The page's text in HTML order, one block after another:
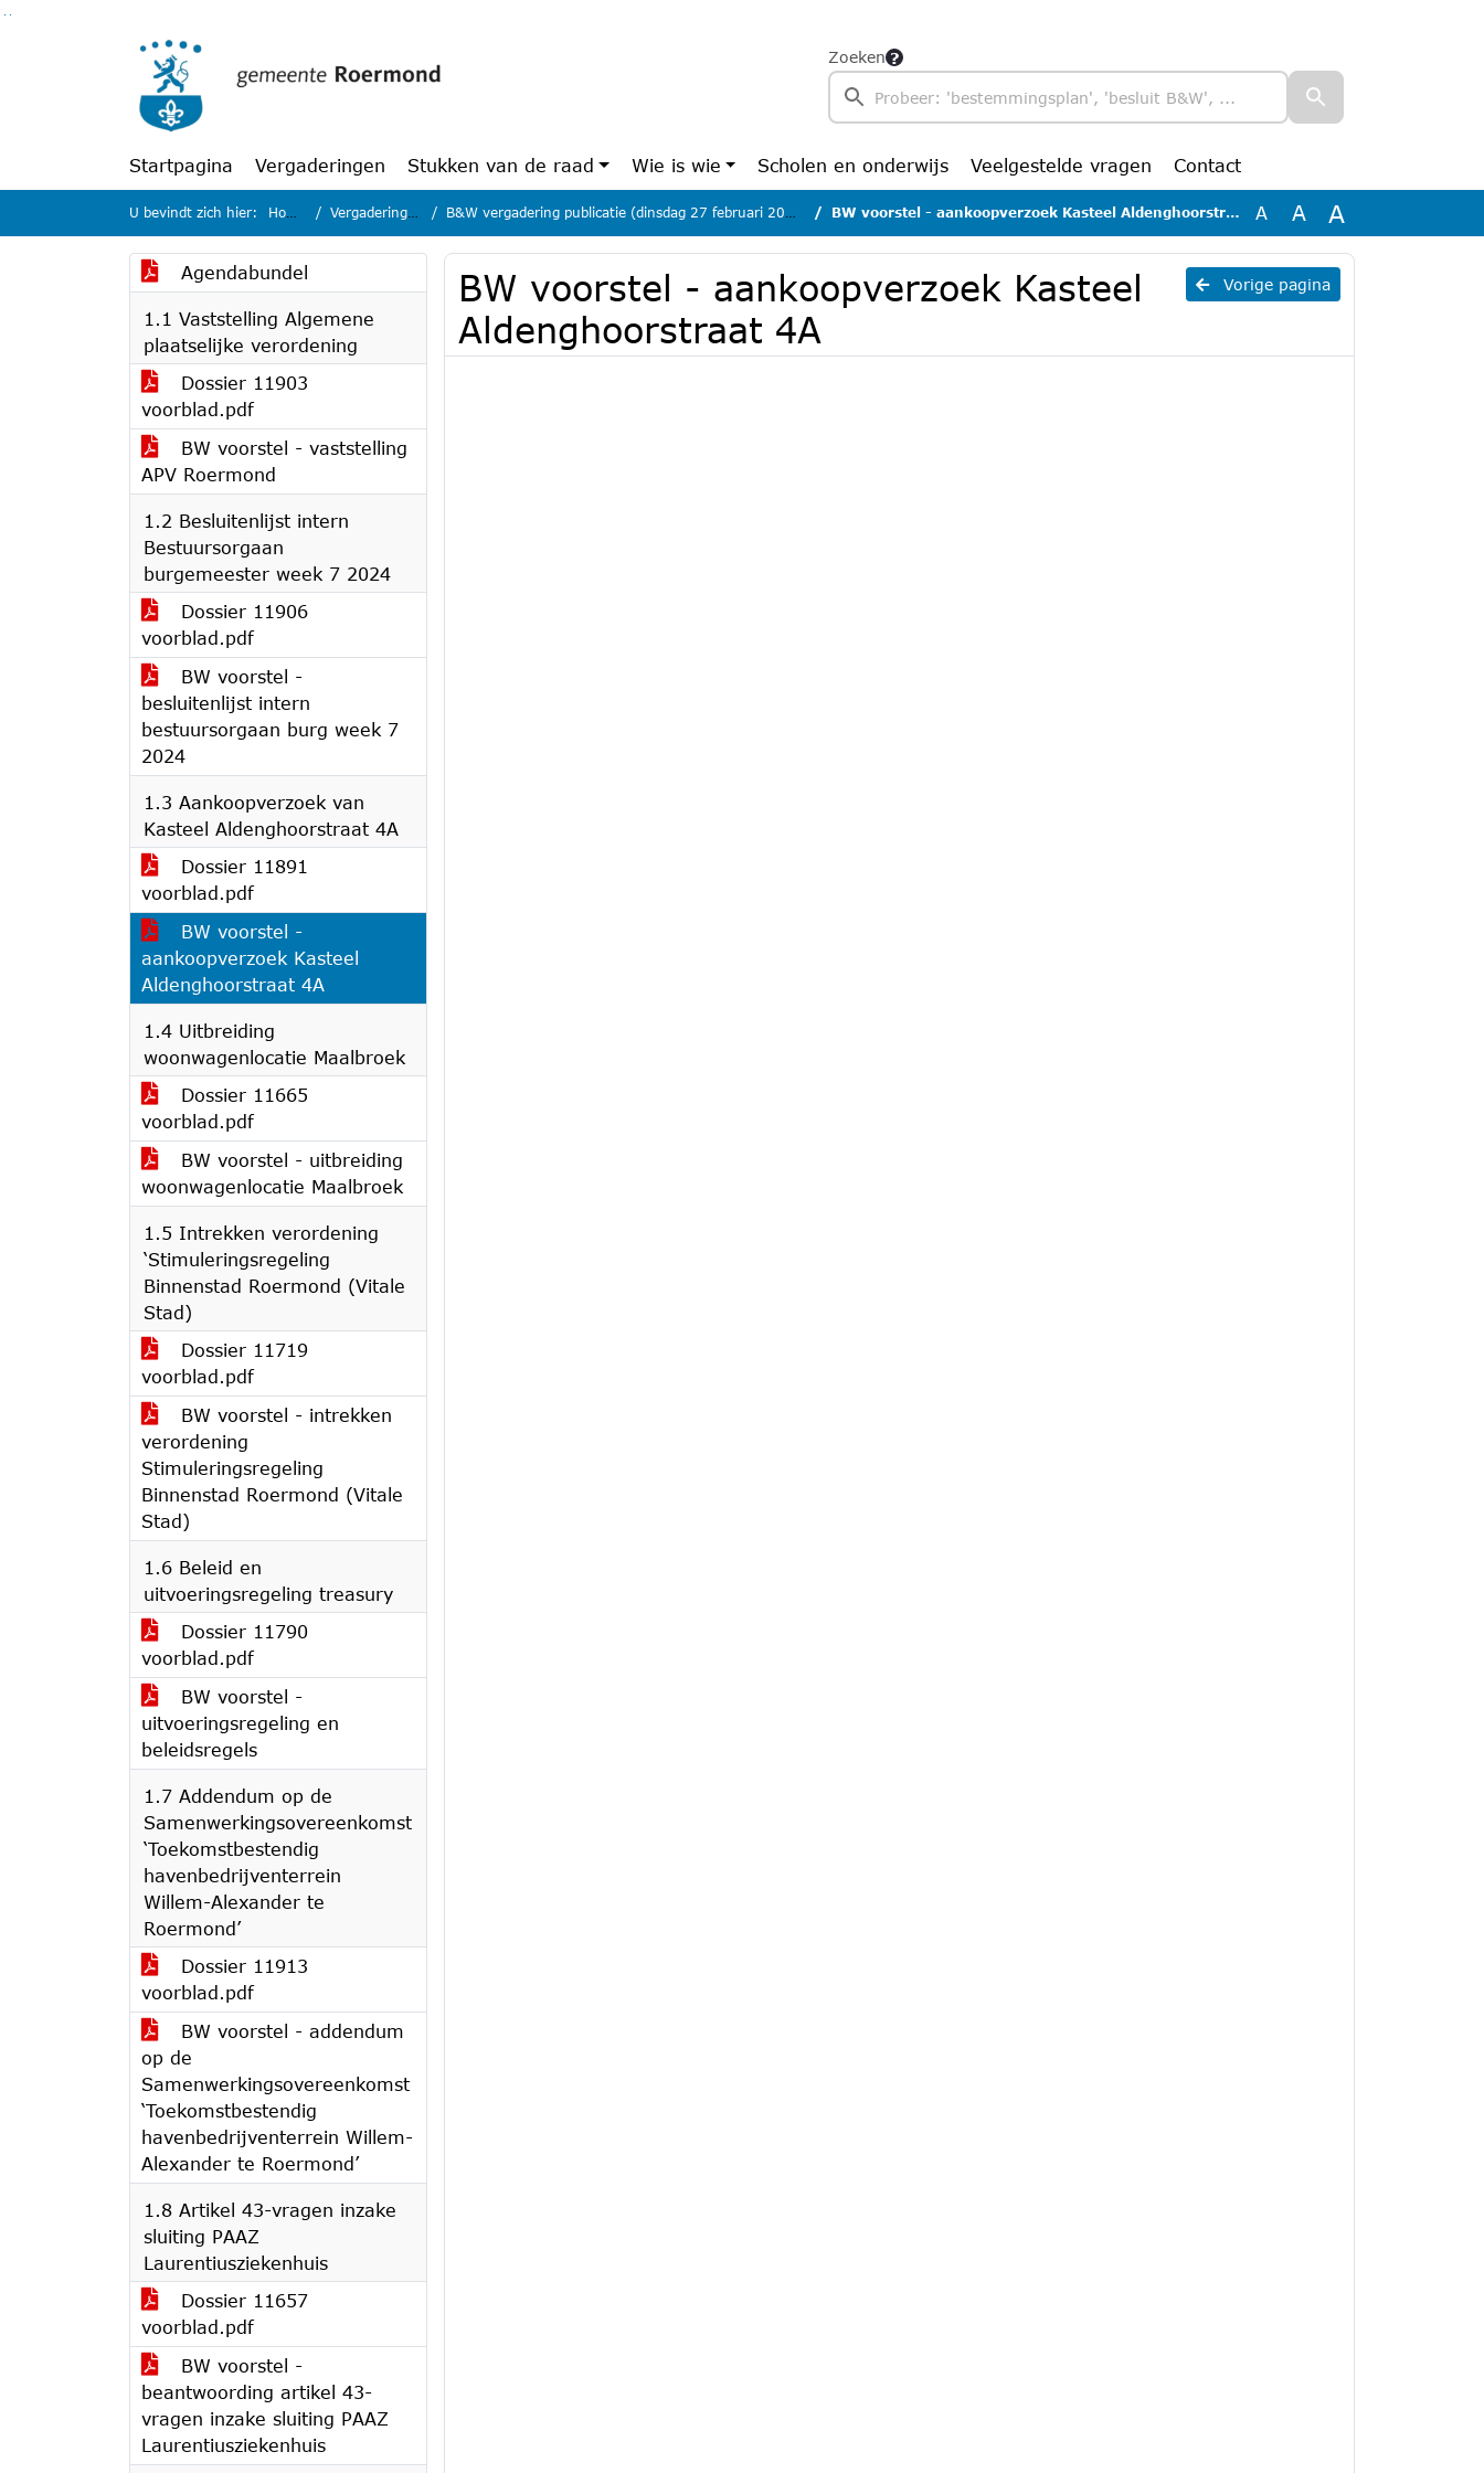
Zoeken
Startpagina Vergaderingen Stukken van de raad Wie is wie Scholen en onderwijs Veelgestelde vragen Contact
U bevindt zich hier: Home Vergaderingen B&W vergadering publicatie (dinsdag 27 februari 2024) BW voorstel - aankoopverzoek Kasteel Aldenghoorstraat 4A A A A
Agendabundel
1.1 Vaststelling Algemene
plaatselijke verordening
Dossier 11903
voorblad.pdf
BW voorstel - vaststelling
APV Roermond
1.2 Besluitenlijst intern
Bestuursorgaan
burgemeester week 7 2024
Dossier 11906
voorblad.pdf
BW voorstel -
besluitenlijst intern
bestuursorgaan burg week 7
2024
1.3 Aankoopverzoek van
Kasteel Aldenghoorstraat 4A
Dossier 11891
voorblad.pdf
BW voorstel -
aankoopverzoek Kasteel
Aldenghoorstraat 4A
1.4 Uitbreiding
woonwagenlocatie Maalbroek
Dossier 11665
voorblad.pdf
BW voorstel - uitbreiding
woonwagenlocatie Maalbroek
1.5 Intrekken verordening
‘Stimuleringsregeling
Binnenstad Roermond (Vitale
Stad)
Dossier 11719
voorblad.pdf
BW voorstel - intrekken
verordening
Stimuleringsregeling
Binnenstad Roermond (Vitale
Stad)
1.6 Beleid en
uitvoeringsregeling treasury
Dossier 11790
voorblad.pdf
BW voorstel -
uitvoeringsregeling en
beleidsregels
1.7 Addendum op de
Samenwerkingsovereenkomst
‘Toekomstbestendig
havenbedrijventerrein
Willem-Alexander te
Roermond’
Dossier 11913
voorblad.pdf
BW voorstel - addendum
op de
Samenwerkingsovereenkomst
‘Toekomstbestendig
havenbedrijventerrein Willem-
Alexander te Roermond’
1.8 Artikel 43-vragen inzake
sluiting PAAZ
Laurentiusziekenhuis
Dossier 11657
voorblad.pdf
BW voorstel -
beantwoording artikel 43-
vragen inzake sluiting PAAZ
Laurentiusziekenhuis
Vorige pagina
BW voorstel - aankoopverzoek Kasteel
Aldenghoorstraat 4A